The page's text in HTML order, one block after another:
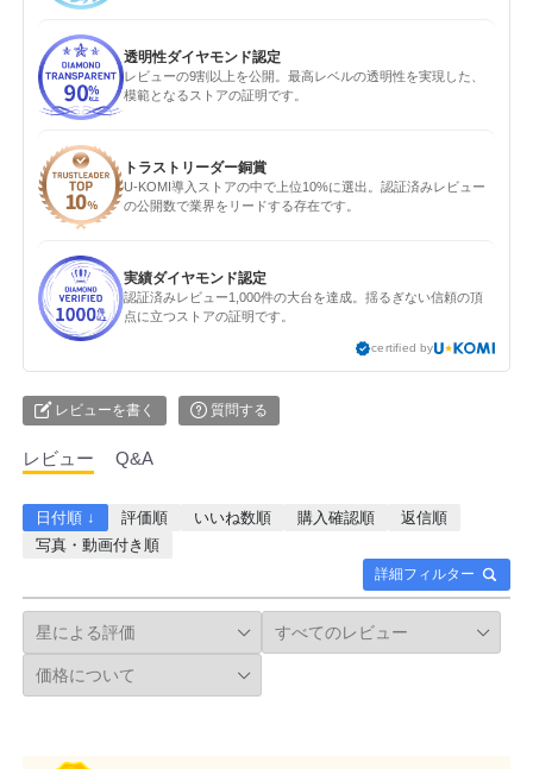
透明性ダイヤモンド認定
レビューの9割以上を公開。最高レベルの透明性を実現した、
模範となるストアの証明です。
トラストリーダー銅賞
U-KOMI導入ストアの中で上位10%に選出。認証済みレビュー
の公開数で業界をリードする存在です。
実績ダイヤモンド認定
認証済みレビュー1,000件の大台を達成。揺るぎない信頼の頂
点に立つストアの証明です。
certified by
レビューを書く 質問する
レビュー Q&A
詳細フィルター
日付順 ↓ 評価順 いいね数順 購入確認順
返信順
写真・動画付き順